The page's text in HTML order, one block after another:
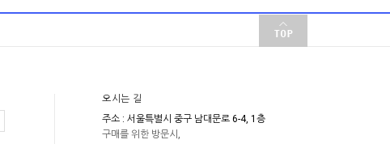
오시는 길
주소 : 서울특별시 중구 남대문로 6-4, 1층
구매를 위한 방문시,